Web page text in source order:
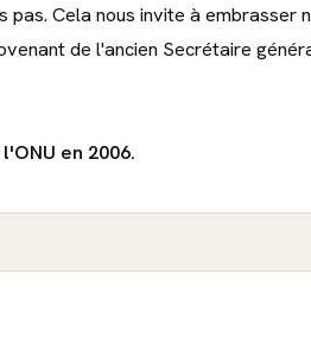
pas. Cela nous invite à
de l'ancien Secrétaire
en 2006.